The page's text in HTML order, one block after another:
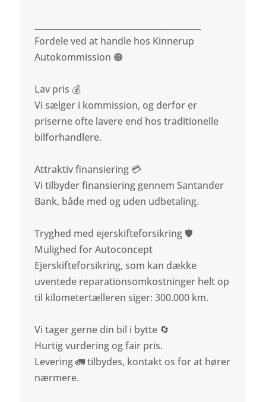
Fordele ved at handle hos Kinnerup
Autokommission 🟠
Lav pris 💰
Vi sælger i kommission, og derfor er
priserne ofte lavere end hos traditionelle
bilforhandlere.
Attraktiv finansiering 💳
Vi tilbyder finansiering gennem Santander
Bank, både med og uden udbetaling.
Tryghed med ejerskifteforsikring 🛡️
Mulighed for Autoconcept
Ejerskifteforsikring, som kan dække
uventede reparationsomkostninger helt op
til kilometertælleren siger: 300.000 km.
Vi tager gerne din bil i bytte 🔄
Hurtig vurdering og fair pris.
Levering 🚛 tilbydes, kontakt os for at hører
nærmere.